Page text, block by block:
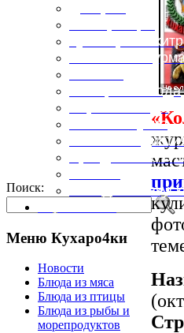
Кулинарные
Маленьким
Овощные блюда
Первые блюда
Полевая кухня
Постные и
Праздничные
Холодные
Поиск:
Меню Кухаро4ки
Новости
Блюда из мяса
Блюда из птицы
Блюда из рыбы и
морепродуктов